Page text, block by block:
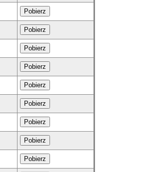
Pobierz
Pobierz
Pobierz
Pobierz
Pobierz
Pobierz
Pobierz
Pobierz
Pobierz